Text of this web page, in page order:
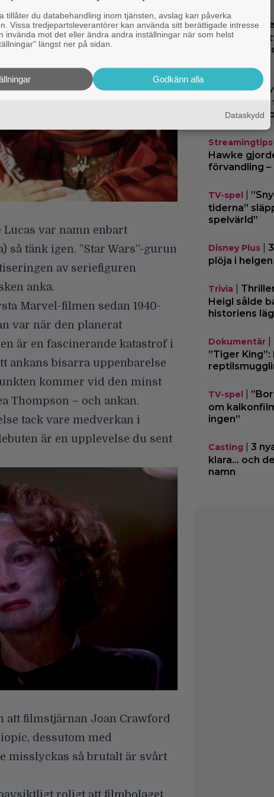
Lucas var namn enbart
tänk igen. ”Star Wars”-gurun
av seriefiguren
anka.
Marvel-filmen sedan 1940-
var när den planerat
är en fascinerande katastrof i
ankans bisarra uppenbarelse
kommer vid den minst
Thompson – och ankan.
tack vare medverkan i
är en upplevelse du sent
att filmstjärnan Joan Crawford
dessutom med
misslyckas så brutalt är svårt
roligt att filmbolaget
Disney|
har sällan
filmen som
TV-tips|På
kvinna stjäl
Streamingtips
Hawke
förvandling –
TV-spel
tiderna”
spelvärld”
Disney Plus|
plöja i
Trivia
Heigl sålde
historiens
Dokumentär|
”Tiger
TV-spel
om
ingen”
Casting
3
klara… och
namn
tillåter du databehandling inom tjänsten, avslag kan påverka
Vissa tredjepartsleverantörer kan använda sitt berättigade intresse
invända mot det eller ändra andra inställningar när som helst
längst ner på sidan.
Godkänn alla
Dataskydd